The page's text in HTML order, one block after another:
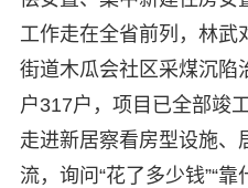
工作走在全省前列，林武
街道木瓜会社区采煤沉陷
户317户，项目已全部竣
走进新居察看房型设施、
流，询问“花了多少钱”“靠